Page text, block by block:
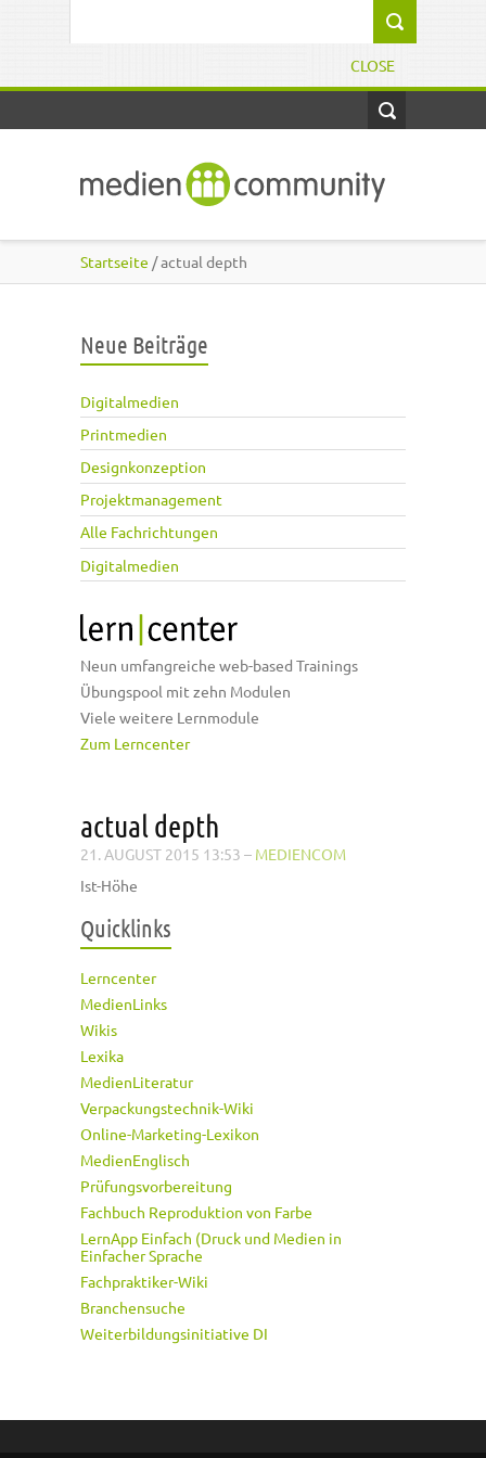
CLOSE
Startseite / actual depth
Neue Beiträge
Digitalmedien
Printmedien
Designkonzeption
Projektmanagement
Alle Fachrichtungen
Digitalmedien
Neun umfangreiche web-based Trainings
Übungspool mit zehn Modulen
Viele weitere Lernmodule
Zum Lerncenter
actual depth
21. AUGUST 2015 13:53 – MEDIENCOM
Ist-Höhe
Quicklinks
Lerncenter
MedienLinks
Wikis
Lexika
MedienLiteratur
Verpackungstechnik-Wiki
Online-Marketing-Lexikon
MedienEnglisch
Prüfungsvorbereitung
Fachbuch Reproduktion von Farbe
LernApp Einfach (Druck und Medien in
Einfacher Sprache
Fachpraktiker-Wiki
Branchensuche
Weiterbildungsinitiative DI